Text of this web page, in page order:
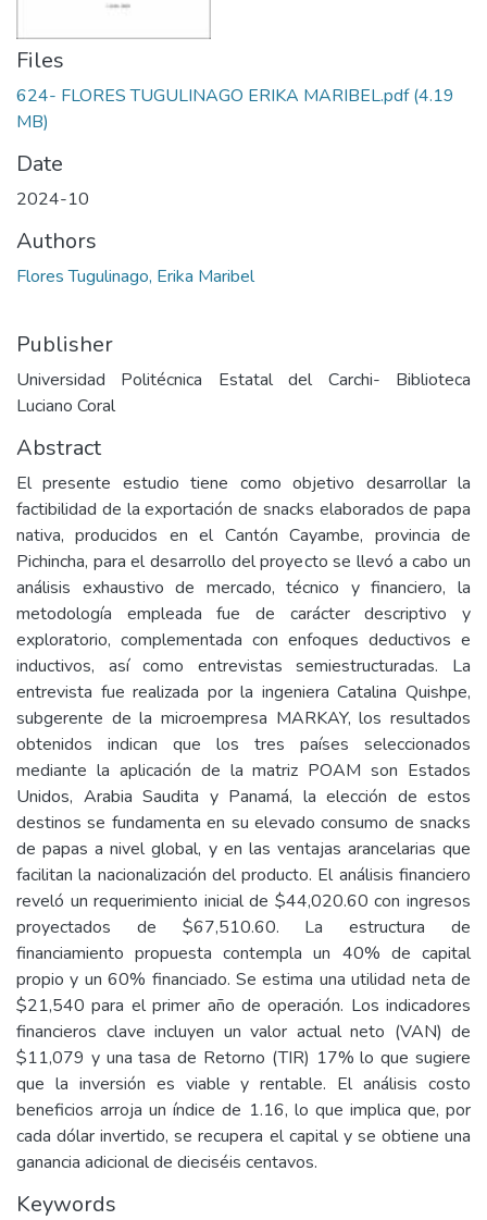
Files
624- FLORES TUGULINAGO ERIKA MARIBEL.pdf(4.19
MB)
Date
2024-10
Authors
Flores Tugulinago, Erika Maribel
Publisher
Universidad Politécnica Estatal del Carchi- Biblioteca
Luciano Coral
Abstract
El presente estudio tiene como objetivo desarrollar la
factibilidad de la exportación de snacks elaborados de papa
nativa, producidos en el Cantón Cayambe, provincia de
Pichincha, para el desarrollo del proyecto se llevó a cabo un
análisis exhaustivo de mercado, técnico y financiero, la
metodología empleada fue de carácter descriptivo y
exploratorio, complementada con enfoques deductivos e
inductivos, así como entrevistas semiestructuradas. La
entrevista fue realizada por la ingeniera Catalina Quishpe,
subgerente de la microempresa MARKAY, los resultados
obtenidos indican que los tres países seleccionados
mediante la aplicación de la matriz POAM son Estados
Unidos, Arabia Saudita y Panamá, la elección de estos
destinos se fundamenta en su elevado consumo de snacks
de papas a nivel global, y en las ventajas arancelarias que
facilitan la nacionalización del producto. El análisis financiero
reveló un requerimiento inicial de $44,020.60 con ingresos
proyectados de $67,510.60. La estructura de
financiamiento propuesta contempla un 40% de capital
propio y un 60% financiado. Se estima una utilidad neta de
$21,540 para el primer año de operación. Los indicadores
financieros clave incluyen un valor actual neto (VAN) de
$11,079 y una tasa de Retorno (TIR) 17% lo que sugiere
que la inversión es viable y rentable. El análisis costo
beneficios arroja un índice de 1.16, lo que implica que, por
cada dólar invertido, se recupera el capital y se obtiene una
ganancia adicional de dieciséis centavos.
Keywords